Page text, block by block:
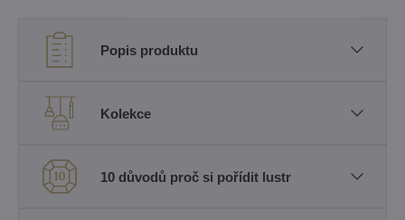
Popis produktu
Kolekce
10 důvodů proč si pořídit lustr